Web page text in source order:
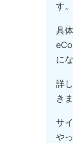
す。
具
に
詳
き
サ
や